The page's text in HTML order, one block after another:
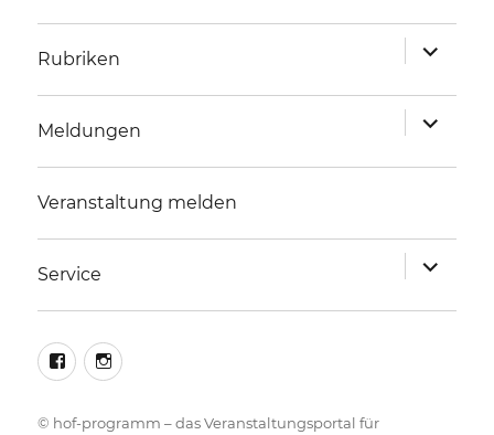
Rubriken
anzeigen
Meldungen
anzeigen
Veranstaltung melden
Service
anzeigen
facebookinstagram
© hof-programm – das Veranstaltungsportal für